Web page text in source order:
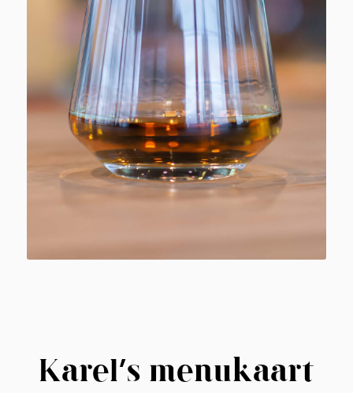
Karel’s menukaart